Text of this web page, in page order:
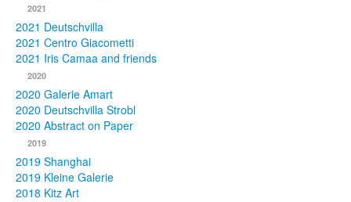
2021
2021 Deutschvilla
2021 Centro Giacometti
2021 Iris Camaa and friends
2020
2020 Galerie Amart
2020 Deutschvilla Strobl
2020 Abstract on Paper
2019
2019 Shanghai
2019 Kleine Galerie
2018 Kitz Art